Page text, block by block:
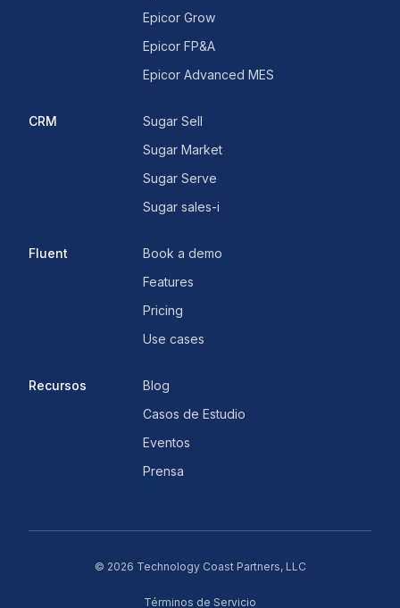
Epicor Grow
Epicor FP&A
Epicor Advanced MES
CRM
Sugar Sell
Sugar Market
Sugar Serve
Sugar sales-i
Fluent
Book a demo
Features
Pricing
Use cases
Recursos
Blog
Casos de Estudio
Eventos
Prensa
© 2026 Technology Coast Partners, LLC
Términos de Servicio